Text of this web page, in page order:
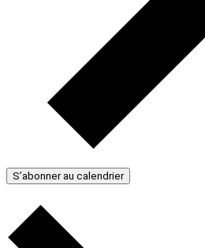
S’abonner au calendrier